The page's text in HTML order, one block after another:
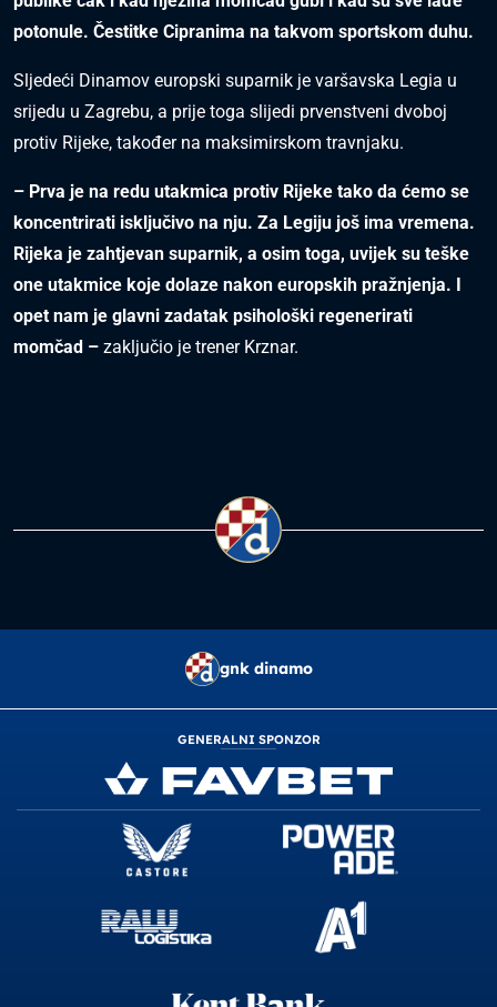
potonule. Čestitke Cipranima na takvom sportskom duhu.
Sljedeći Dinamov europski suparnik je varšavska Legia u
srijedu u Zagrebu, a prije toga slijedi prvenstveni dvoboj
protiv Rijeke, također na maksimirskom travnjaku.
– Prva je na redu utakmica protiv Rijeke tako da ćemo se
koncentrirati isključivo na nju. Za Legiju još ima vremena.
Rijeka je zahtjevan suparnik, a osim toga, uvijek su teške
one utakmice koje dolaze nakon europskih pražnjenja. I
opet nam je glavni zadatak psihološki regenerirati
momčad – zaključio je trener Krznar.
gnk dinamo
GENERALNI SPONZOR